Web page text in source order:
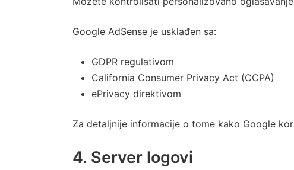
Google AdSense je usklađen sa:
GDPR regulativom
California Consumer Privacy Act (CCPA)
ePrivacy direktivom
Za detaljnije informacije o tome kako Google
4. Server logovi